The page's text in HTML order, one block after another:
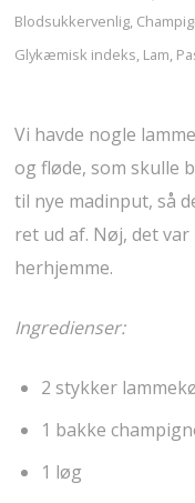
Blodsukkervenlig,
Glykæmisk indeks, Lam,
Vi havde nogle
og fløde, som skulle
til nye madinput, så
ret ud af. Nøj, det
herhjemme.
Ingredienser:
2 stykker
1 bakke
1 løg